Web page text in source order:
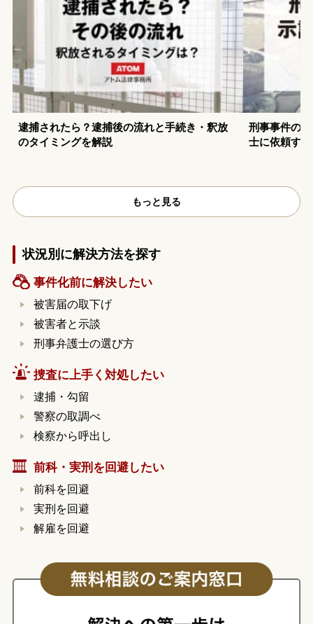
逮捕されたら？逮捕後の流れと手続き・釈放
のタイミングを解説
刑事事件の
士に依頼す
もっと見る
状況別に解決方法を探す
事件化前に解決したい
被害届の取下げ
被害者と示談
刑事弁護士の選び方
捜査に上手く対処したい
逮捕・勾留
警察の取調べ
検察から呼出し
前科・実刑を回避したい
前科を回避
実刑を回避
解雇を回避